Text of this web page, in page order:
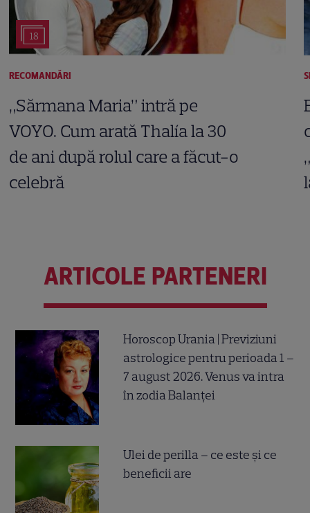
18
RECOMANDĂRI
„Sărmana Maria” intră pe
VOYO. Cum arată Thalía la 30
de ani după rolul care a făcut-o
celebră
ARTICOLE PARTENERI
Horoscop Urania | Previziuni
astrologice pentru perioada 1 –
7 august 2026. Venus va intra
în zodia Balanței
Ulei de perilla – ce este și ce
beneficii are